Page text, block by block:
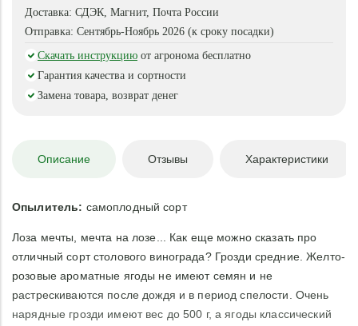
Доставка: СДЭК, Магнит, Почта России
Отправка: Сентябрь-Ноябрь 2026 (к сроку посадки)
Скачать инструкцию от агронома бесплатно
Гарантия качества и сортности
Замена товара, возврат денег
Описание Отзывы Характеристики
Опылитель: самоплодный сорт
Лоза мечты, мечта на лозе... Как еще можно сказать про
отличный сорт столового винограда? Грозди средние. Желто-
розовые ароматные ягоды не имеют семян и не
растрескиваются после дождя и в период спелости. Очень
нарядные грозди имеют вес до 500 г, а ягоды классический